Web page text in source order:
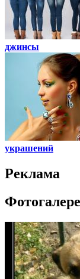
джинсы
украшений
Реклама